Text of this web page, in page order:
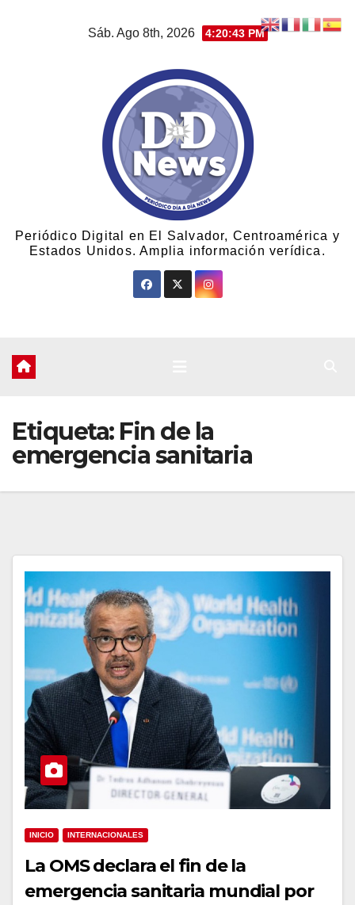
Sáb. Ago 8th, 2026 4:20:43 PM
Periódico Digital en El Salvador, Centroamérica y
Estados Unidos. Amplia información verídica.
Etiqueta: Fin de la
emergencia sanitaria
INICIO INTERNACIONALES
La OMS declara el fin de la
emergencia sanitaria mundial por